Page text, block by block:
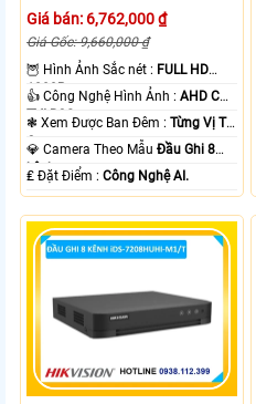
Giá bán: 6,762,000 ₫
Giá Gốc: 9,660,000 ₫
🦉 Hình Ảnh Sắc nét : FULL HD
1080P .
👍 Công Nghệ Hình Ảnh :AHD CVI
TVI BCS.
❃ Xem Được Ban Đêm :Từng Vị Trí
Camera .
💎 Camera Theo MẫuĐầu Ghi 8
kênh.
️₤ Đặt Điểm :Công Nghệ AI.